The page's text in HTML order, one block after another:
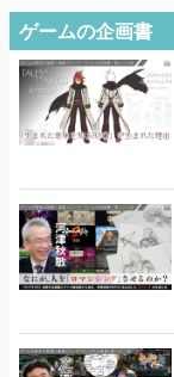
ゲームの企画書